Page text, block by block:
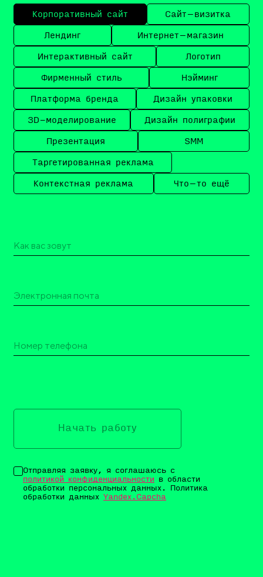
Корпоративный сайт Сайт–визитка
Лендинг Интернет–магазин
Интерактивный сайт Логотип
Фирменный стиль Нэйминг
Платформа бренда Дизайн упаковки
3D-моделирование Дизайн полиграфии
Презентация SMM
Таргетированная реклама
Контекстная реклама Что–то ещё
Начать работу
Отправляя заявку, я соглашаюсь с
политикой конфиденциальности в области
обработки персональных данных. Политика
обработки данных Yandex.Capcha